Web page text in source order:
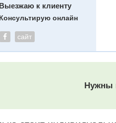
к клиенту
онлайн
сайт
Нужны